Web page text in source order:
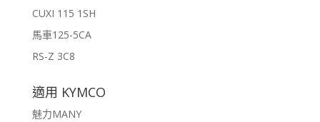
CUXI 115 1SH
馬車125-5CA
RS-Z 3C8
適用 KYMCO
魅力MANY